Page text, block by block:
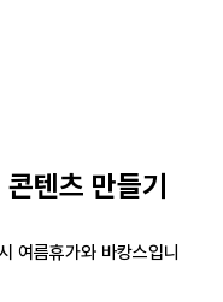
텐츠 만들기
여름휴가와 바캉스입니